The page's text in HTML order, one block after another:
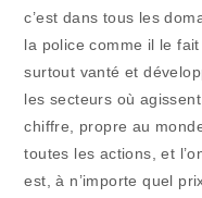
c’est dans tous les
la police comme il le
surtout vanté et
les secteurs où
chiffre, propre au
toutes les actions, et
est, à n’importe quel